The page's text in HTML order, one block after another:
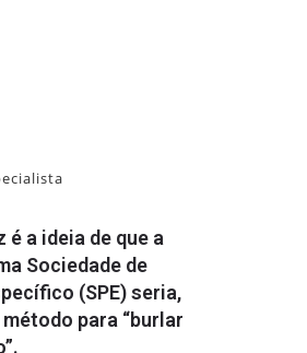
é a ideia de que a
Sociedade de
(SPE) seria,
para “burlar